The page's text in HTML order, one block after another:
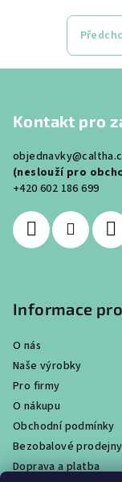
Kontakt pro
(neslouží pro
+420 602 186 699
Informace
O nás
Naše výrobky
Pro firmy
O nákupu
Obchodní podmínky
Bezobalové prodejny
Doprava a platba